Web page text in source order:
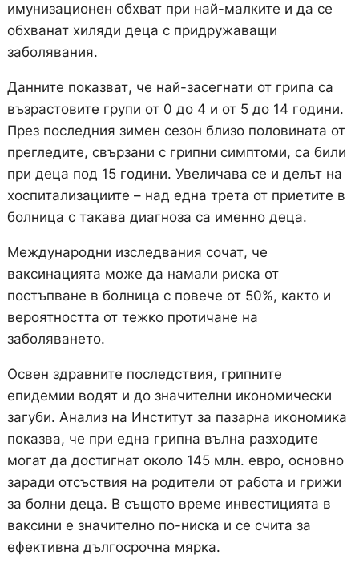
имунизационен обхват при най-малките и да се
обхванат хиляди деца с придружаващи
заболявания.
Данните показват, че най-засегнати от грипа са
възрастовите групи от 0 до 4 и от 5 до 14 години.
През последния зимен сезон близо половината от
прегледите, свързани с грипни симптоми, са били
при деца под 15 години. Увеличава се и делът на
хоспитализациите – над една трета от приетите в
болница с такава диагноза са именно деца.
Международни изследвания сочат, че
ваксинацията може да намали риска от
постъпване в болница с повече от 50%, както и
вероятността от тежко протичане на
заболяването.
Освен здравните последствия, грипните
епидемии водят и до значителни икономически
загуби. Анализ на Институт за пазарна икономика
показва, че при една грипна вълна разходите
могат да достигнат около 145 млн. евро, основно
заради отсъствия на родители от работа и грижи
за болни деца. В същото време инвестицията в
ваксини е значително по-ниска и се счита за
ефективна дългосрочна мярка.